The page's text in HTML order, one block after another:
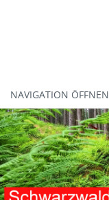
NAVIGATION ÖFFNEN